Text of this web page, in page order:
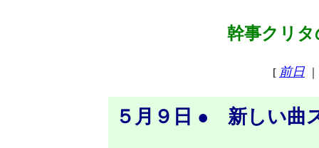
幹事クリタ
[ 前日
５月９日 ● 新しい曲